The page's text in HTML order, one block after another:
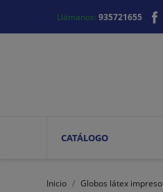
Llámanos:935721655
CATÁLOGO
Inicio Globos látex impreso